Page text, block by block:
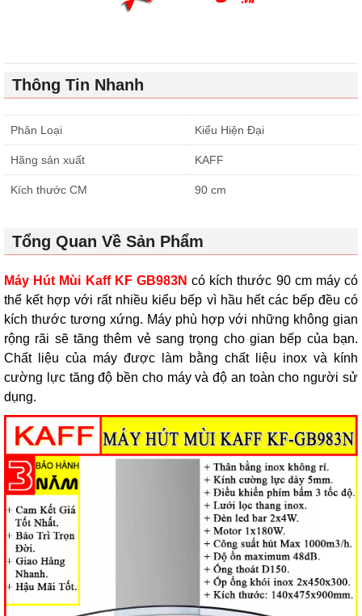
Thông Tin Nhanh
Phân Loại Kiểu Hiện Đại
Hãng sản xuất KAFF
Kích thước CM 90 cm
Tổng Quan Về Sản Phẩm
Máy Hút Mùi Kaff KF GB983N có kích thước 90 cm máy có
thể kết hợp với rất nhiều kiểu bếp vì hầu hết các bếp đều có
kích thước tương xứng. Máy phù hợp với những không gian
rộng rãi sẽ tăng thêm vẻ sang trọng cho gian bếp của bạn.
Chất liệu của máy được làm bằng chất liệu inox và kính
cường lực tăng độ bền cho máy và độ an toàn cho người sử
dụng.